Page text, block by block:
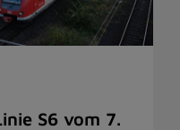
S6 vom 7.